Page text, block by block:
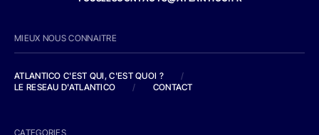
MIEUX NOUS CONNAITRE
ATLANTICO C'EST QUI, C'EST QUOI ?
/
LE RESEAU D'ATLANTICO
/ CONTACT
CATEGORIES